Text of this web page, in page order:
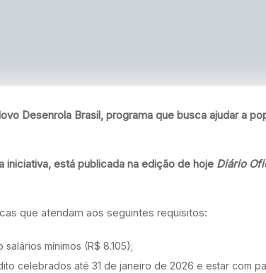
Desenrola Brasil, programa que busca ajudar a
iniciativa, está publicada na edição de hoje Diário
que atendam aos seguintes requisitos:
mínimos (R$ 8.105);
celebrados até 31 de janeiro de 2026 e estar com